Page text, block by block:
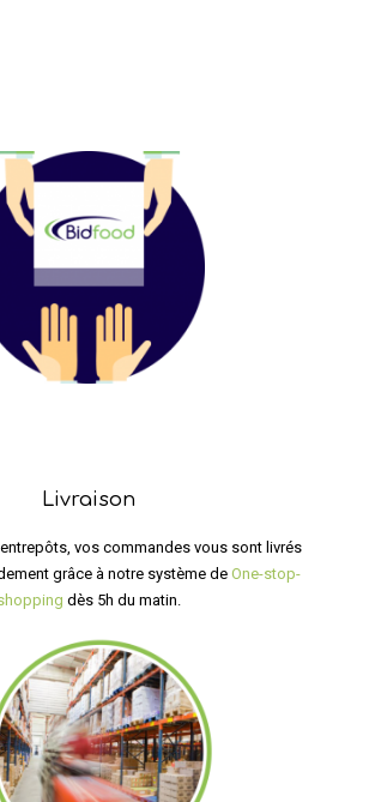
Livraison
vos commandes vous sont livrés
grâce à notre système de One-stop-
dès 5h du matin.